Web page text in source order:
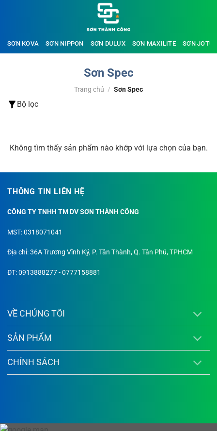
dungSƠN KOVA SƠN NIPPON SƠN DULUX SƠN MAXILITE SƠN
Sơn Spec
Trang chủ / Sơn Spec
Bộ lọc
Không tìm thấy sản phẩm nào khớp với lựa chọn của bạn.
THÔNG TIN LIÊN HỆ
CÔNG TY TNHH TM DV SƠN THÀNH CÔNG
MST: 0318071041
Địa chỉ: 36A Trương Vĩnh Ký, P. Tân Thành, Q. Tân Phú, TPHCM
ĐT: 0913888277 - 0777158881
VỀ CHÚNG TÔI
SẢN PHẨM
CHÍNH SÁCH